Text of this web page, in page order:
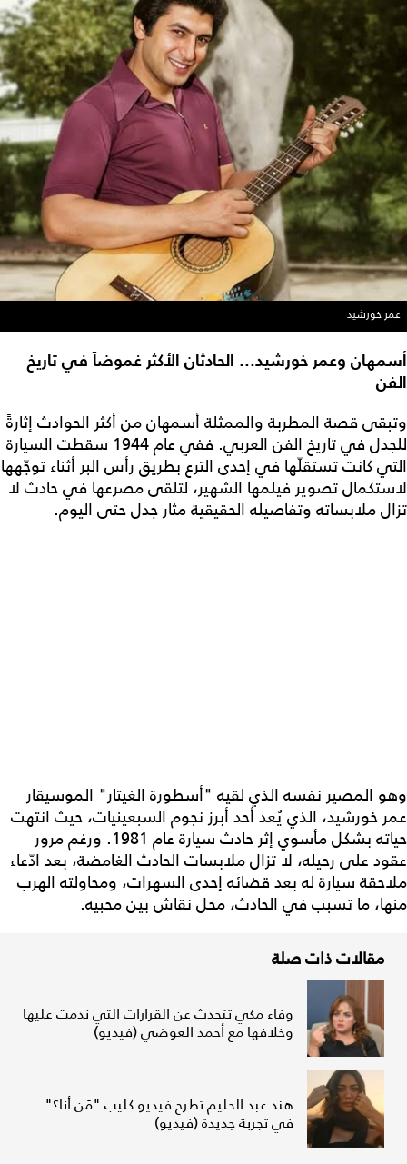
عمر خورشيد
أسمهان وعمر خورشيد... الحادثان الأكثر غموضاً في تاريخ
الفن
وتبقى قصة المطربة والممثلة أسمهان من أكثر الحوادث إثارةً
للجدل في تاريخ الفن العربي. ففي عام 1944 سقطت السيارة
التي كانت تستقلّها في إحدى الترع بطريق رأس البر أثناء توجّهها
لاستكمال تصوير فيلمها الشهير، لتلقى مصرعها في حادث لا
تزال ملابساته وتفاصيله الحقيقية مثار جدل حتى اليوم.
وهو المصير نفسه الذي لقيه "أسطورة الغيتار" الموسيقار
عمر خورشيد، الذي يُعد أحد أبرز نجوم السبعينيات، حيث انتهت
حياته بشكل مأسوي إثر حادث سيارة عام 1981. ورغم مرور
عقود على رحيله، لا تزال ملابسات الحادث الغامضة، بعد ادّعاء
ملاحقة سيارة له بعد قضائه إحدى السهرات، ومحاولته الهرب
منها، ما تسبب في الحادث، محل نقاش بين محبيه.
مقالات ذات صلة
وفاء مكي تتحدث عن القرارات التي ندمت عليها
وخلافها مع أحمد العوضي (فيديو)
هند عبد الحليم تطرح فيديو كليب "مَن أنا؟"
في تجربة جديدة (فيديو)